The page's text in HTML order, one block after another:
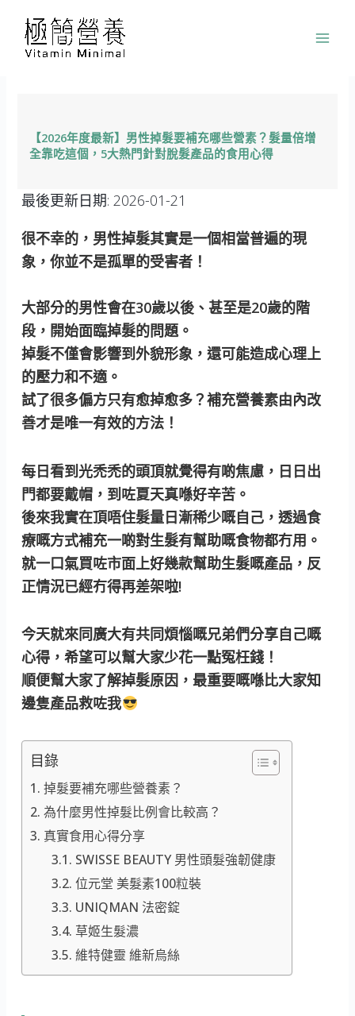
【2026年度最新】男性掉髮要補充哪些營素？髮量倍增
全靠吃這個，5大熱門針對脫髮產品的食用心得
最後更新日期: 2026-01-21
很不幸的，男性掉髮其實是一個相當普遍的現
象，你並不是孤單的受害者！
大部分的男性會在30歲以後、甚至是20歲的階
段，開始面臨掉髮的問題。
掉髮不僅會影響到外貌形象，還可能造成心理上
的壓力和不適。
試了很多偏方只有愈掉愈多？補充營養素由內改
善才是唯一有效的方法！
每日看到光禿禿的頭頂就覺得有啲焦慮，日日出
門都要戴帽，到咗夏天真喺好辛苦。
後來我實在頂唔住髮量日漸稀少嘅自己，透過食
療嘅方式補充一啲對生髮有幫助嘅食物都冇用。
就一口氣買咗市面上好幾款幫助生髮嘅產品，反
正情況已經冇得再差架啦!
今天就來同廣大有共同煩惱嘅兄弟們分享自己嘅
心得，希望可以幫大家少花一點冤枉錢！
順便幫大家了解掉髮原因，最重要嘅喺比大家知
邊隻產品救咗我
目錄
掉髮要補充哪些營養素？
為什麼男性掉髮比例會比較高？
真實食用心得分享
SWISSE BEAUTY 男性頭髮強韌健康
位元堂 美髮素100粒裝
UNIQMAN 法密錠
草姬生髮濃
維特健靈 維新烏絲